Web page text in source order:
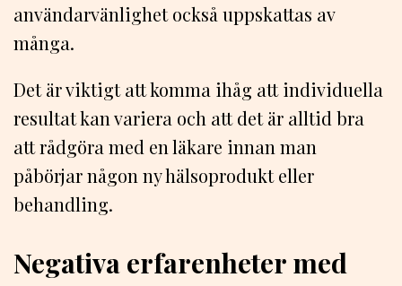
användarvänlighet också uppskattas av
många.
Det är viktigt att komma ihåg att individuella
resultat kan variera och att det är alltid bra
att rådgöra med en läkare innan man
påbörjar någon ny hälsoprodukt eller
behandling.
Negativa erfarenheter med